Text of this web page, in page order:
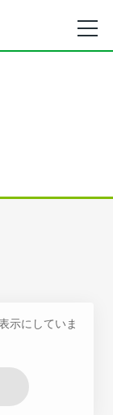
示にしていま